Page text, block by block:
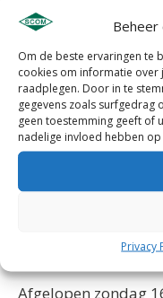
Beheer
Om de beste ervaringen te
cookies om informatie
raadplegen. Door in te
gegevens zoals surfgedrag
geen toestemming geeft of
nadelige invloed hebben
Privacy
2025
Hallo,De
01-2025
Lees meer...
Toch prijs op
Afgelopen zondag